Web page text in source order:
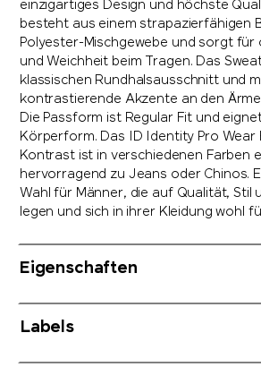
einzigartiges Design und höchste
besteht aus einem strapazierfähigen
Polyester-Mischgewebe und sorgt
und Weichheit beim Tragen. Das
klassischen Rundhalsausschnitt und
kontrastierende Akzente an den
Die Passform ist Regular Fit und
Körperform. Das ID Identity Pro Wear
Kontrast ist in verschiedenen Farben
hervorragend zu Jeans oder Chinos.
Wahl für Männer, die auf Qualität, Stil
legen und sich in ihrer Kleidung wohl
Eigenschaften
Labels